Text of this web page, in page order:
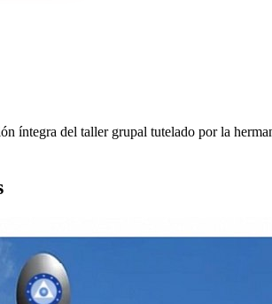
íntegra del taller grupal tutelado por la